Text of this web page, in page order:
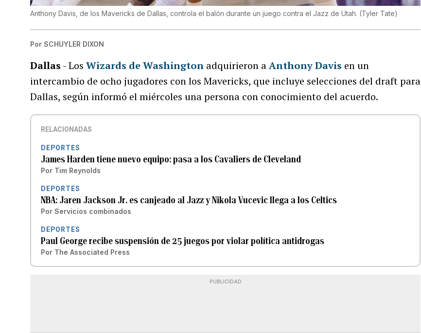
Anthony Davis, de los Mavericks de Dallas, controla el balón durante un juego contra el Jazz de Utah. (Tyler Tate)
Por SCHUYLER DIXON
Dallas - LosWizards de Washington adquirieron aAnthony Davis en un
intercambio de ocho jugadores con los Mavericks, que incluye selecciones del draft para
Dallas, según informó el miércoles una persona con conocimiento del acuerdo.
RELACIONADAS
DEPORTES
James Harden tiene nuevo equipo: pasa a los Cavaliers de Cleveland
Por Tim Reynolds
DEPORTES
NBA: Jaren Jackson Jr. es canjeado al Jazz y Nikola Vucevic llega a los Celtics
Por Servicios combinados
DEPORTES
Paul George recibe suspensión de 25 juegos por violar política antidrogas
Por The Associated Press
PUBLICIDAD